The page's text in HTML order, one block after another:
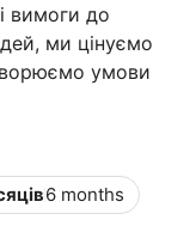
вимоги до
ми цінуємо
умови
6 months